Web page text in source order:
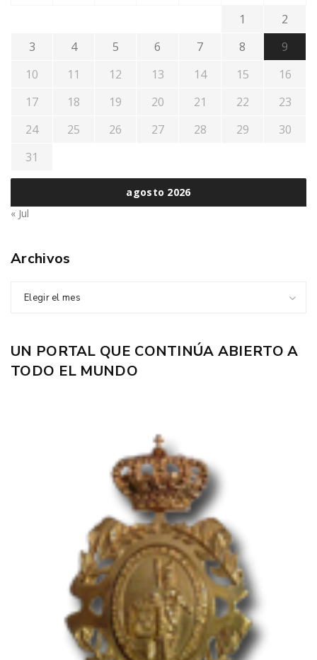
agosto 2026
1
2
3
4 5 6 7 8
9
10
11 12 13 14 15
16
17
18 19 20 21 22
23
24
25 26 27 28 29
30
31
« Jul
Archivos
Elegir el mes
UN PORTAL QUE CONTINÚA ABIERTO A
TODO EL MUNDO